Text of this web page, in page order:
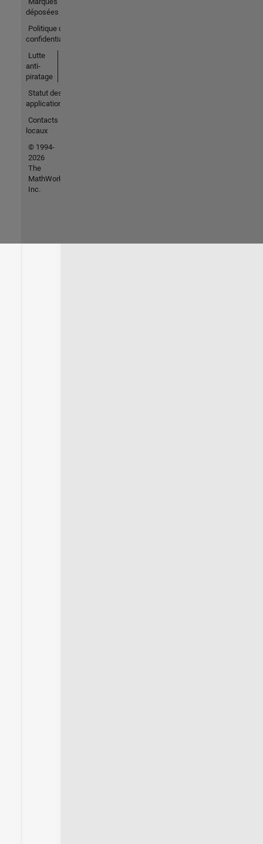
déposées
Politique de
confidentialité
Lutte
anti-
piratage
Statut des
applications
Contacts
locaux
© 1994-
2026
The
MathWorks,
Inc.